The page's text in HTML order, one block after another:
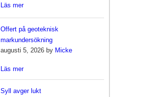
Läs mer
Offert på geoteknisk
markundersökning
augusti 5, 2026 by Micke
Läs mer
Syll avger lukt